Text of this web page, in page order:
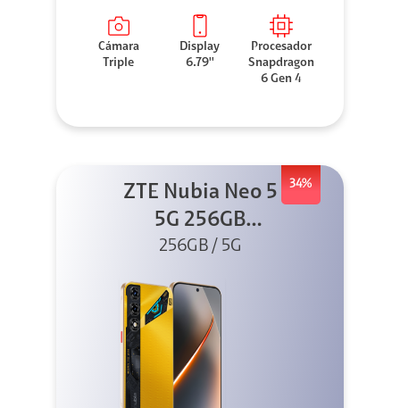
Cámara
Triple
Display
6.79''
Procesador
Snapdragon
6 Gen 4
34%
ZTE Nubia Neo 5
5G 256GB
Dorado
256GB / 5G